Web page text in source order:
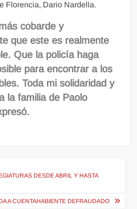
Florencia, Dario Nardella.
cobarde y
que este es realmente
Que la policía haga
para encontrar a los
Toda mi solidaridad y
la familia de Paolo
DESDE ABRIL Y HASTA
A CUENTAHABIENTE DEFRAUDADO